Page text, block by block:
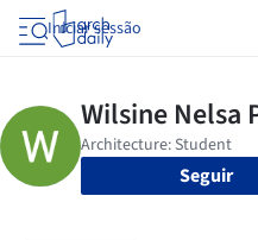
Iniciar sessão
Seguir